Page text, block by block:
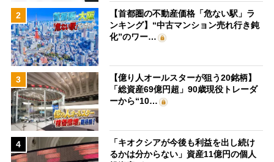
2
【首都圏の不動産価格「危ない駅」ラ
ンキング】“中古マンション売れ行き鈍
化”のワー…
3
【億り人オールスターが狙う20銘柄】
「総資産69億円超」90歳現役トレーダ
ーから“10…
4
「キオクシアが今後も利益を出し続け
るかは分からない」資産11億円の個人